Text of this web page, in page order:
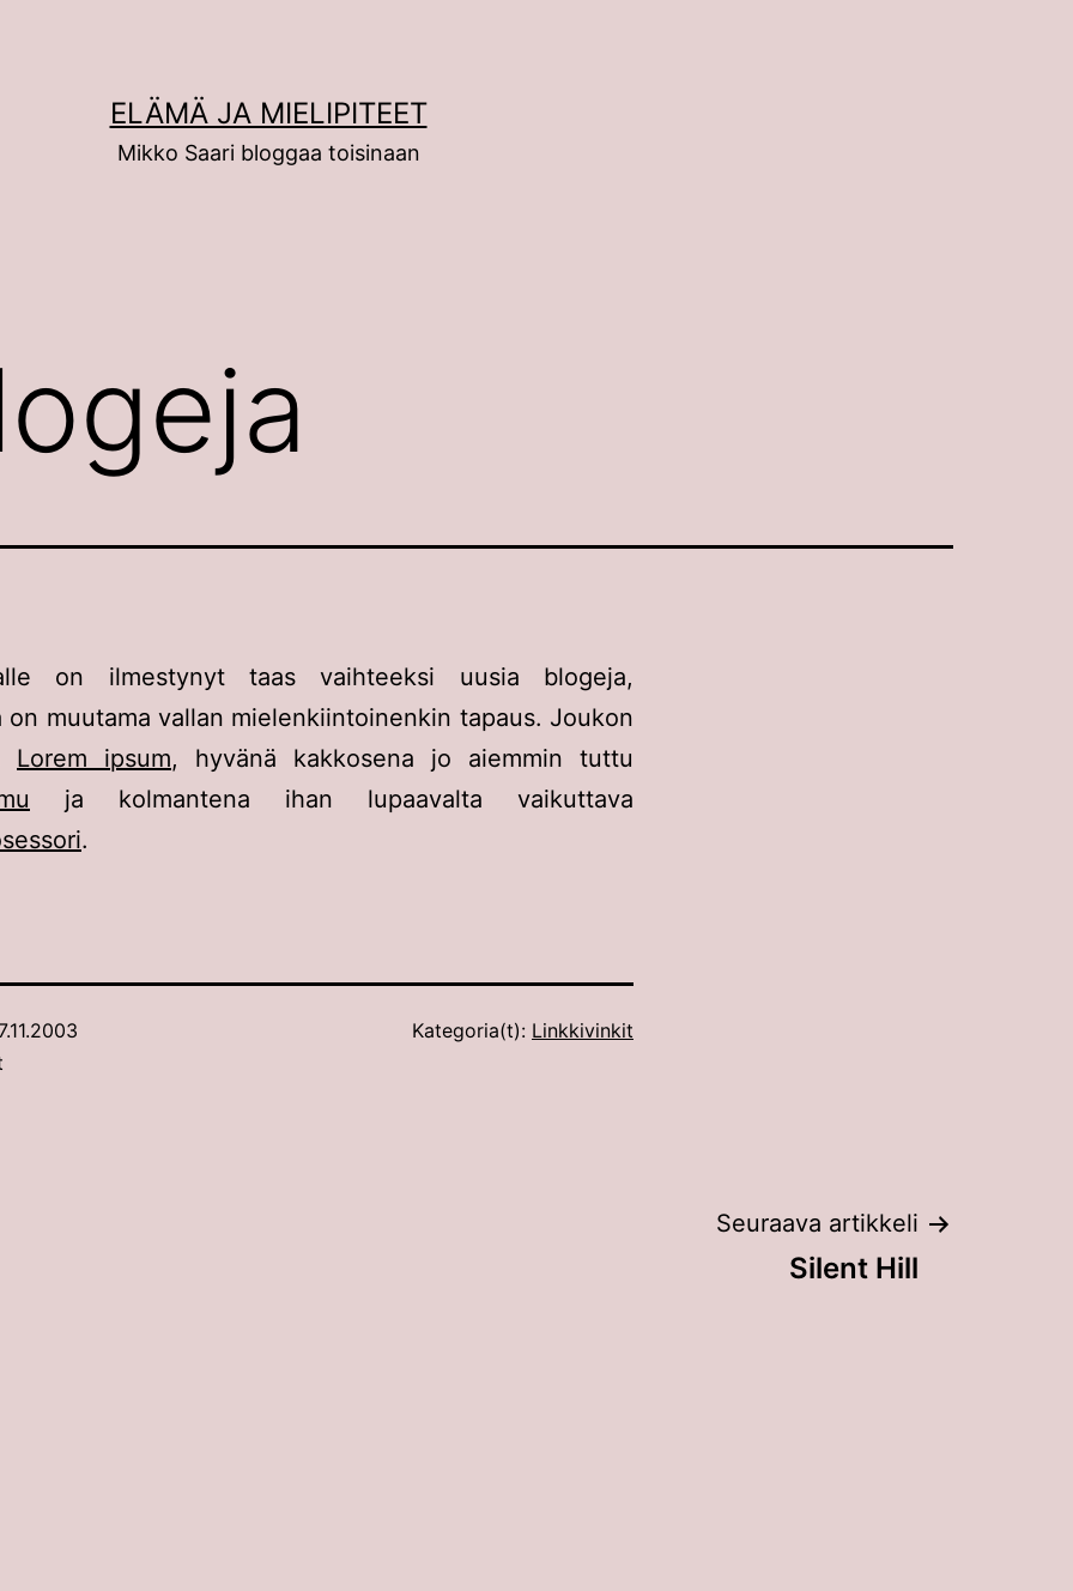
ELÄMÄ JA MIELIPITEET
Mikko Saari bloggaa toisinaan
on ilmestynyt taas vaihteeksi uusia blogeja,
on muutama vallan mielenkiintoinenkin tapaus. Joukon
Lorem ipsum, hyvänä kakkosena jo aiemmin tuttu
ja kolmantena ihan lupaavalta vaikuttava
.
Kategoria(t): Linkkivinkit
Seuraava artikkeli
Silent Hill